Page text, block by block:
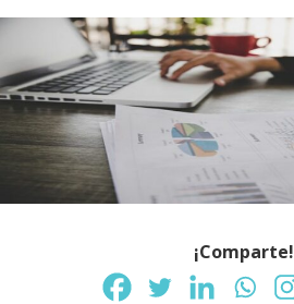
¡Comparte!